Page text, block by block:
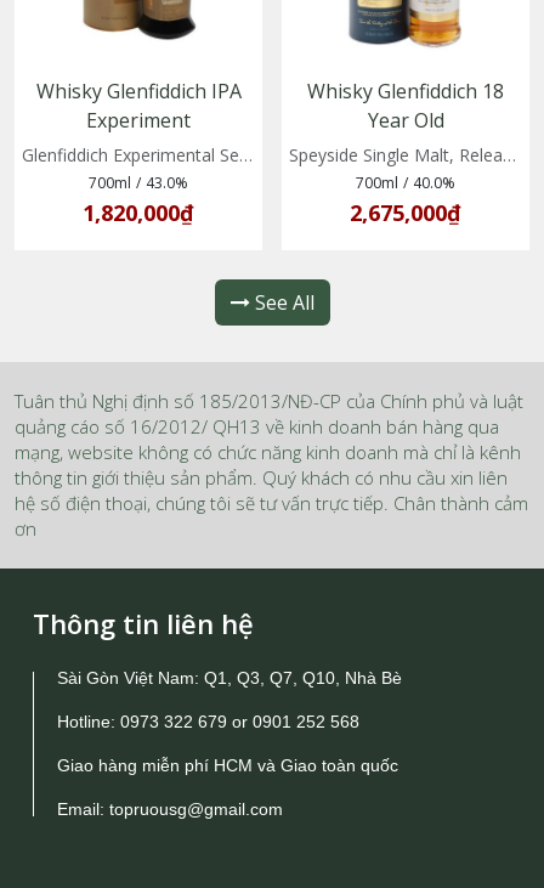
Whisky Glenfiddich IPA
Experiment
(5010327325606)
Glenfiddich Experimental Series No 1
700ml / 43.0%
1,820,000₫
Whisky Glenfiddich 18
Year Old
(5010327325323)
Speyside Single Malt, Release 2020
700ml / 40.0%
2,675,000₫
See All
Tuân thủ Nghị định số 185/2013/NĐ-CP của Chính phủ và luật
quảng cáo số 16/2012/ QH13 về kinh doanh bán hàng qua
mạng, website không có chức năng kinh doanh mà chỉ là kênh
thông tin giới thiệu sản phẩm. Quý khách có nhu cầu xin liên
hệ số điện thoại, chúng tôi sẽ tư vấn trực tiếp. Chân thành cảm
ơn
Thông tin liên hệ
Sài Gòn Việt Nam: Q1, Q3, Q7, Q10, Nhà Bè
Hotline: 0973 322 679 or 0901 252 568
Giao hàng miễn phí HCM và Giao toàn quốc
Email: topruousg@gmail.com